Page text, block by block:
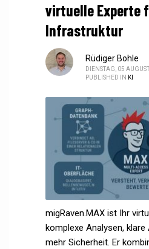
virtuelle Experte
Infrastruktur
Rüdiger Bohle
DIENSTAG, 05
PUBLISHED IN KI
migRaven.MAX ist Ihr
komplexe Analysen,
mehr Sicherheit. Er